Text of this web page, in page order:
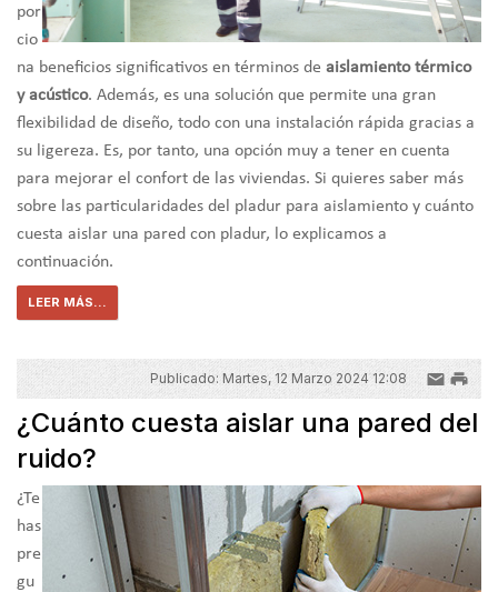
por
cio
na beneficios significativos en términos de aislamiento térmico
y acústico. Además, es una solución que permite una gran
flexibilidad de diseño, todo con una instalación rápida gracias a
su ligereza. Es, por tanto, una opción muy a tener en cuenta
para mejorar el confort de las viviendas. Si quieres saber más
sobre las particularidades del pladur para aislamiento y cuánto
cuesta aislar una pared con pladur, lo explicamos a
continuación.
LEER MÁS...
Publicado: Martes, 12 Marzo 2024 12:08
¿Cuánto cuesta aislar una pared del
ruido?
¿Te
has
pre
gu